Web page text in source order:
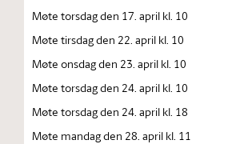
Møte torsdag den 17. april kl. 10
Møte tirsdag den 22. april kl. 10
Møte onsdag den 23. april kl. 10
Møte torsdag den 24. april kl. 10
Møte torsdag den 24. april kl. 18
Møte mandag den 28. april kl. 11